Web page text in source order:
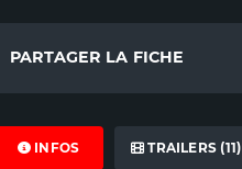
PARTAGER LA FICHE
INFOS TRAILERS (11)